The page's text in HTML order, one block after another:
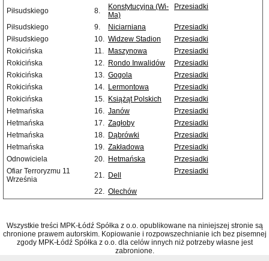
Piłsudskiego
8.
Konstytucyjna (Wi-
Ma)
Przesiadki
Piłsudskiego 9. Niciarniana
Przesiadki
Piłsudskiego
10. Widzew Stadion
Przesiadki
Rokicińska
11. Maszynowa
Przesiadki
Rokicińska
12. Rondo Inwalidów
Przesiadki
Rokicińska
13. Gogola
Przesiadki
Rokicińska
14. Lermontowa
Przesiadki
Rokicińska
15. Książąt Polskich
Przesiadki
Hetmańska
16. Janów
Przesiadki
Hetmańska
17. Zagłoby
Przesiadki
Hetmańska
18. Dąbrówki
Przesiadki
Hetmańska
19. Zakładowa
Przesiadki
Odnowiciela
20. Hetmańska
Przesiadki
Ofiar Terroryzmu 11
Września
21. Dell Przesiadki
22. Olechów
Wszystkie treści MPK-Łódź Spółka z o.o. opublikowane na niniejszej stronie są
chronione prawem autorskim. Kopiowanie i rozpowszechnianie ich bez pisemnej
zgody MPK-Łódź Spółka z o.o. dla celów innych niż potrzeby własne jest
zabronione.